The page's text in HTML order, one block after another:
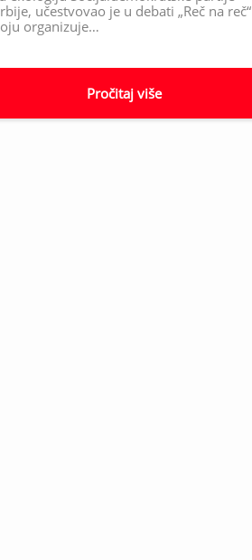
učestvovao je u debati „Reč na reč“
organizuje…
Pročitaj više